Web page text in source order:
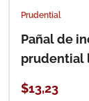
Prudential
Pañal de
prudential
$13,23